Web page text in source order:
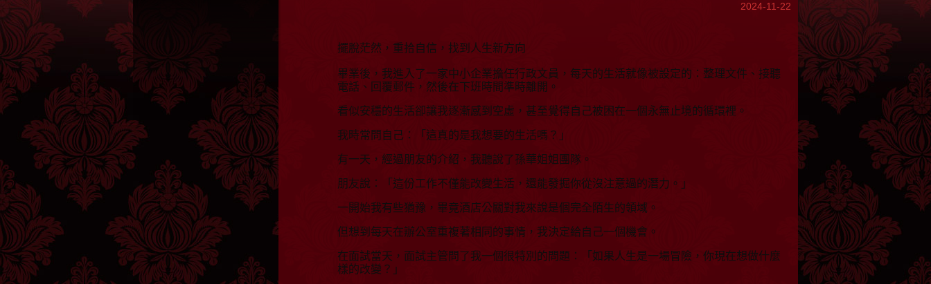
2024-11-22
擺脫茫然，重拾自信，找到人生新方向
畢業後，我進入了一家中小企業擔任行政文員，每天的生活就像被設定的：整理文件、接聽
電話、回覆郵件，然後在下班時間準時離開。
看似安穩的生活卻讓我逐漸感到空虛，甚至覺得自己被困在一個永無止境的循環裡。
我時常問自己：「這真的是我想要的生活嗎？」
有一天，經過朋友的介紹，我聽說了孫華姐姐團隊。
朋友說：「這份工作不僅能改變生活，還能發掘你從沒注意過的潛力。」
一開始我有些猶豫，畢竟酒店公關對我來說是個完全陌生的領域。
但想到每天在辦公室重複著相同的事情，我決定給自己一個機會。
在面試當天，面試主管問了我一個很特別的問題：「如果人生是一場冒險，你現在想做什麼
樣的改變？」